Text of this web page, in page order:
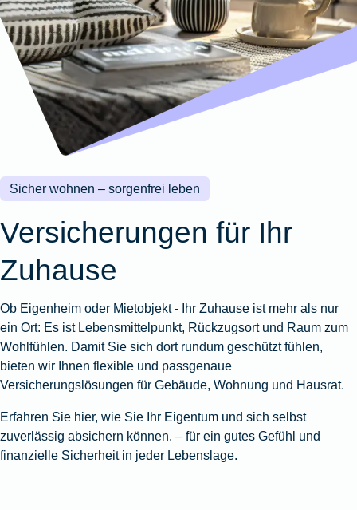
Wohnungsschutzbrief
Zur
Produktübersicht
Gewässerschadenhaftpflicht
Zur
Produktübersicht
Zur
Produktübersicht
Reisehaftpflichtversicherung
Reiserücktrittsversicherung
Zur
Produktübersicht
Zur
Produktübersicht
Zur
Produktübersicht
Zur
Produktübersicht
Montageversicherung
Zur
Produktübersicht
Gruppenunfall für
Betriebe
Gruppenunfall für
Vereine
Produktübersicht
Kunstversicherung
Ausstellungsversicherung
Valorenversicherung
Oldtimersammlungsversicherung
Zur
Sicher wohnen – sorgenfrei leben
Versicherungen für Ihr
Zuhause
Ob Eigenheim oder Mietobjekt - Ihr Zuhause ist mehr als nur
ein Ort: Es ist Lebensmittelpunkt, Rückzugsort und Raum zum
Wohlfühlen. Damit Sie sich dort rundum geschützt fühlen,
bieten wir Ihnen flexible und passgenaue
Versicherungslösungen für Gebäude, Wohnung und Hausrat.
Erfahren Sie hier, wie Sie Ihr Eigentum und sich selbst
zuverlässig absichern können. – für ein gutes Gefühl und
finanzielle Sicherheit in jeder Lebenslage.